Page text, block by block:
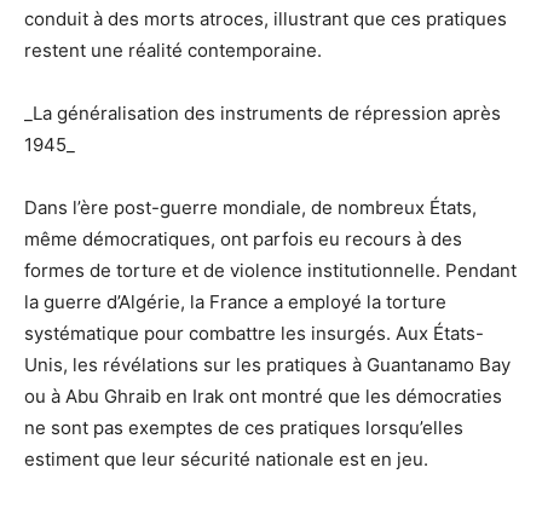
conduit à des morts atroces, illustrant que ces pratiques
restent une réalité contemporaine.
_La généralisation des instruments de répression après
1945_
Dans l’ère post-guerre mondiale, de nombreux États,
même démocratiques, ont parfois eu recours à des
formes de torture et de violence institutionnelle. Pendant
la guerre d’Algérie, la France a employé la torture
systématique pour combattre les insurgés. Aux États-
Unis, les révélations sur les pratiques à Guantanamo Bay
ou à Abu Ghraib en Irak ont montré que les démocraties
ne sont pas exemptes de ces pratiques lorsqu’elles
estiment que leur sécurité nationale est en jeu.